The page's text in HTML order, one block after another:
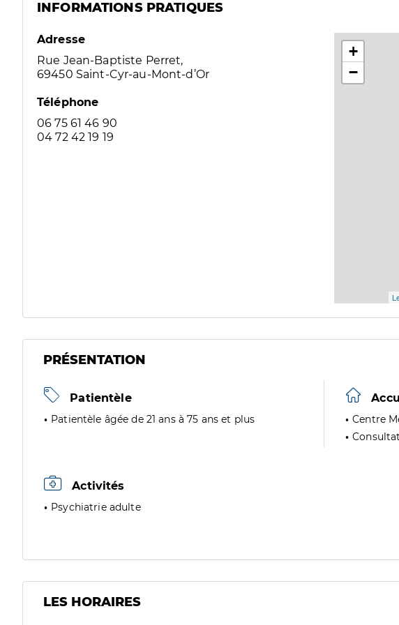
INFORMATIONS PRATIQUES
Adresse
Rue Jean-Baptiste Perret,
69450 Saint-Cyr-au-Mont-d’Or
Téléphone
06 75 61 46 90
04 72 42 19 19
+
−
PRÉSENTATION
Patientèle
Patientèle âgée de 21 ans à 75 ans et plus
Centre
Activités
Psychiatrie adulte
LES HORAIRES